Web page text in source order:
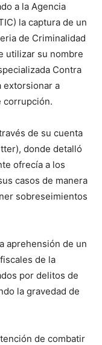
a la Agencia
la captura de un
de Criminalidad
utilizar su nombre
Contra
extorsionar a
corrupción.
de su cuenta
donde detalló
ofrecía a los
casos de manera
sobreseimientos
aprehensión de un
de la
por delitos de
la gravedad de
de combatir